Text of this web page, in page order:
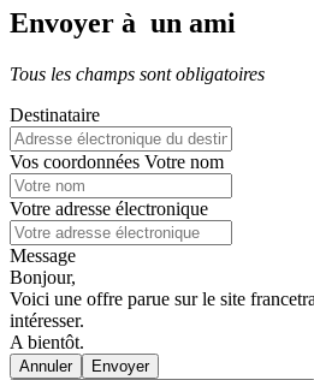
Envoyer à un ami
Tous les champs sont obligatoires
Destinataire
Vos coordonnées Votre nom
Votre adresse électronique
Message
Bonjour,
Voici une offre parue sur le site
intéresser.
A bientôt.
Annuler